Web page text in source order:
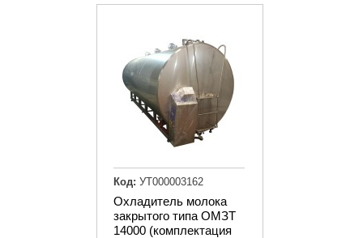
Охладитель молока
закрытого типа ОМЗТ
14000 (комплектация
Код: УТ000003162